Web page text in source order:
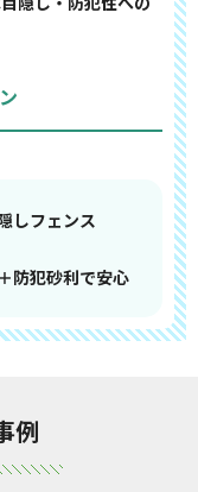
しフェンス
防犯砂利で安心
例